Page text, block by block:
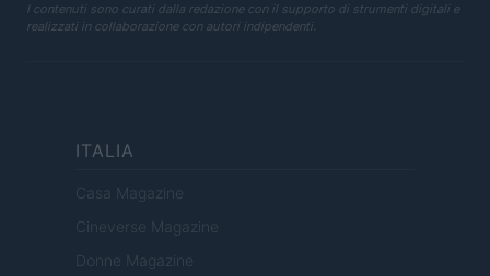
I contenuti sono curati dalla redazione con il supporto di strumenti digitali e
realizzati in collaborazione con autori indipendenti.
ITALIA
Casa Magazine
Cineverse Magazine
Donne Magazine